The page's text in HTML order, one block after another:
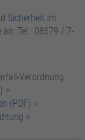
Sicherheit im
an: Tel.: 08679 / 7-
Verordnung
>
(PDF) >
>